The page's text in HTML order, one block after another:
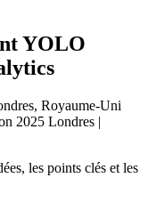
YOLO
Royaume-Uni
les points clés et les